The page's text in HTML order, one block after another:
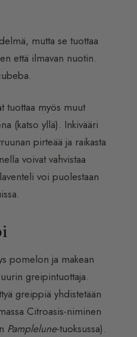
mutta se tuottaa
että ilmavan nuotin.
tuottaa myös muut
(katso yllä). Inkivääri
pirteää ja raikasta
voivat vahvistaa
voi puolestaan
pomelon ja makean
greipintuottaja.
greippiä yhdistetään
Citroasis-niminen
Pamplelune-tuoksussa).